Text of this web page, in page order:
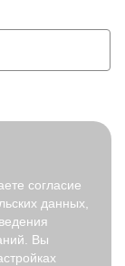
согласие
данных,
Вы